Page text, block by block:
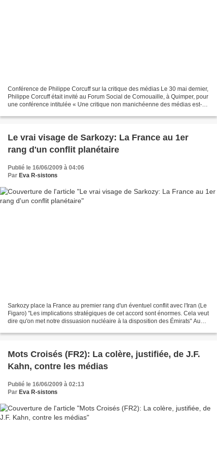
Conférence de Philippe Corcuff sur la critique des médias Le 30 mai dernier,
Philippe Corcuff était invité au Forum Social de Cornouaille, à Quimper, pour
une conférence intitulée « Une critique non manichéenne des médias est-
Le vrai visage de Sarkozy: La France au 1er
rang d'un conflit planétaire
Publié le 16/06/2009 à 04:06
Par Eva R-sistons
Sarkozy place la France au premier rang d'un éventuel conflit avec l'Iran (Le
Figaro) "Les implications stratégiques de cet accord sont énormes. Cela veut
dire qu'on met notre dissuasion nucléaire à la disposition des Émirats" Au
Mots Croisés (FR2): La colère, justifiée, de J.F.
Kahn, contre les médias
Publié le 16/06/2009 à 02:13
Par Eva R-sistons